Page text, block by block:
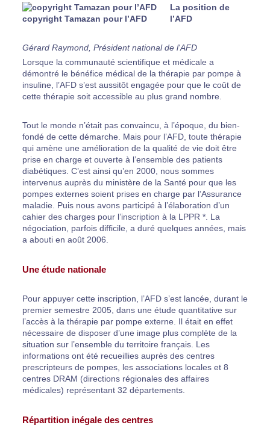
copyright Tamazan pour l’AFD
La position de
l’AFD
Gérard Raymond, Président national de l'AFD
Lorsque la communauté scientifique et médicale a
démontré le bénéfice médical de la thérapie par pompe à
insuline, l’AFD s’est aussitôt engagée pour que le coût de
cette thérapie soit accessible au plus grand nombre.
Tout le monde n’était pas convaincu, à l’époque, du bien-
fondé de cette démarche. Mais pour l’AFD, toute thérapie
qui amène une amélioration de la qualité de vie doit être
prise en charge et ouverte à l’ensemble des patients
diabétiques. C’est ainsi qu’en 2000, nous sommes
intervenus auprès du ministère de la Santé pour que les
pompes externes soient prises en charge par l’Assurance
maladie. Puis nous avons participé à l’élaboration d’un
cahier des charges pour l’inscription à la LPPR *. La
négociation, parfois difficile, a duré quelques années, mais
a abouti en août 2006.
Une étude nationale
Pour appuyer cette inscription, l’AFD s’est lancée, durant le
premier semestre 2005, dans une étude quantitative sur
l’accès à la thérapie par pompe externe. Il était en effet
nécessaire de disposer d’une image plus complète de la
situation sur l’ensemble du territoire français. Les
informations ont été recueillies auprès des centres
prescripteurs de pompes, les associations locales et 8
centres DRAM (directions régionales des affaires
médicales) représentant 32 départements.
Répartition inégale des centres